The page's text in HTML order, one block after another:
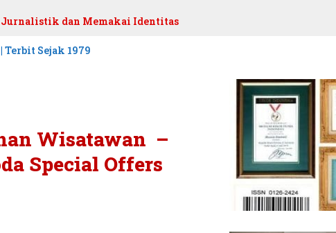
Jurnalistik dan Memakai Identitas
Terbit Sejak 1979
Wisatawan –
Special Offers